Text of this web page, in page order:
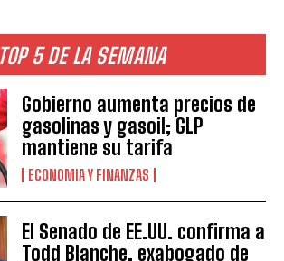
TOP 5 DE LA SEMANA
Gobierno aumenta precios de
gasolinas y gasoil; GLP
mantiene su tarifa
ECONOMIA Y FINANZAS
El Senado de EE.UU. confirma a
Todd Blanche, exabogado de